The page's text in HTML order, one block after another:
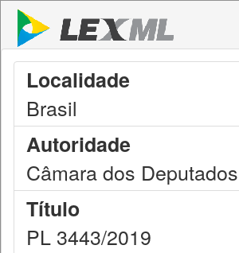
Localidade
Brasil
Autoridade
Câmara dos Deputados
Título
PL 3443/2019